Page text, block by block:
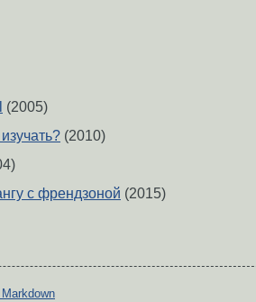
(2005)
(2010)
с френдзоной (2015)